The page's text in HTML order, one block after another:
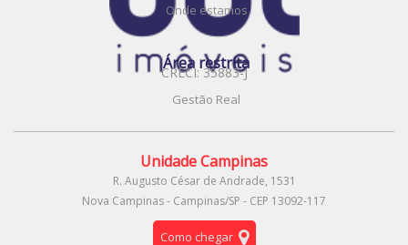
CRECI: 35883-J
Onde estamos
Área restrita
Gestão Real
Unidade Campinas
R. Augusto César de Andrade, 1531
Nova Campinas - Campinas/SP - CEP 13092-117
Como chegar